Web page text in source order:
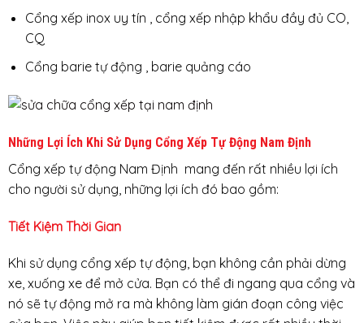
Cổng xếp inox uy tín , cổng xếp nhập khẩu đầy đủ CO,
CQ
Cổng barie tự động , barie quảng cáo
Những Lợi Ích Khi Sử Dụng Cổng Xếp Tự Động Nam Định
Cổng xếp tự động Nam Định mang đến rất nhiều lợi ích
cho người sử dụng, những lợi ích đó bao gồm:
Tiết Kiệm Thời Gian
Khi sử dụng cổng xếp tự động, bạn không cần phải dừng
xe, xuống xe để mở cửa. Bạn có thể đi ngang qua cổng và
nó sẽ tự động mở ra mà không làm gián đoạn công việc